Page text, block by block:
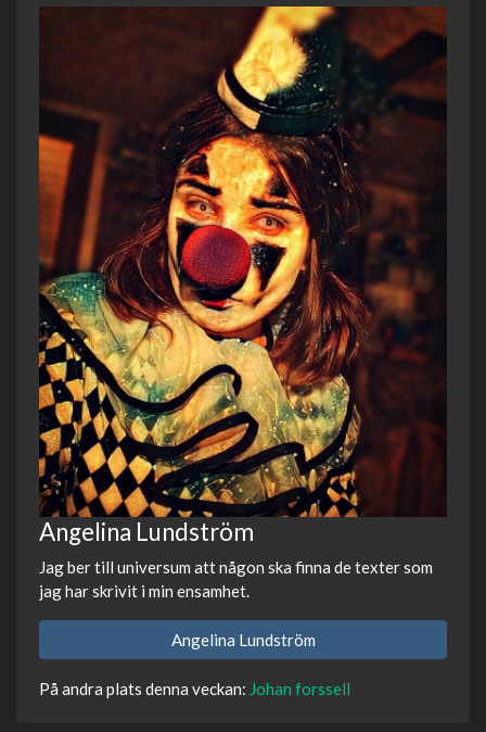
Angelina Lundström
Jag ber till universum att någon ska finna de texter som
jag har skrivit i min ensamhet.
Angelina Lundström
På andra plats denna veckan: Johan forssell